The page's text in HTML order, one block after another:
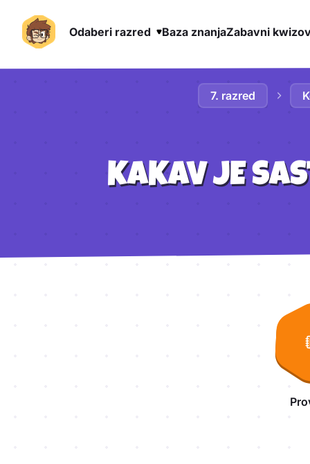
Odaberi razred Baza znanjaZabavni
7. razred
KAKAV JE